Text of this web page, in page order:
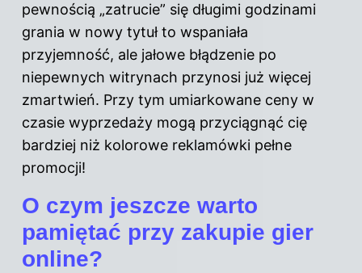
pewnością „zatrucie” się długimi godzinami
grania w nowy tytuł to wspaniała
przyjemność, ale jałowe błądzenie po
niepewnych witrynach przynosi już więcej
zmartwień. Przy tym umiarkowane ceny w
czasie wyprzedaży mogą przyciągnąć cię
bardziej niż kolorowe reklamówki pełne
promocji!
O czym jeszcze warto
pamiętać przy zakupie gier
online?